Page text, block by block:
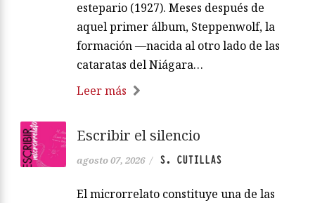
estepario (1927). Meses después de
aquel primer álbum, Steppenwolf, la
formación —nacida al otro lado de las
cataratas del Niágara…
Leer más
Escribir el silencio
agosto 07, 2026 / S. CUTILLAS
El microrrelato constituye una de las